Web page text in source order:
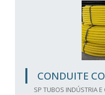
CONDUITE
SP TUBOS INDÚSTRIA